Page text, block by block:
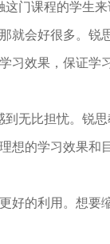
门课程的学生
就会好很多。锐
习效果，保证学
无比担忧。锐思
想的学习效果和
的利用。想要